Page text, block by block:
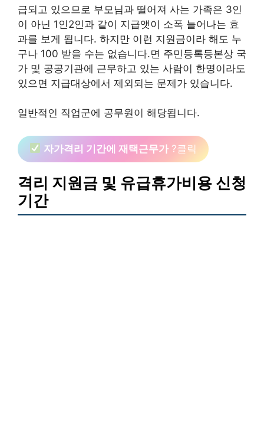
급되고 있으므로 부모님과 떨어져 사는 가족은 3인
이 아닌 1인2인과 같이 지급앳이 소폭 늘어나는 효
과를 보게 됩니다. 하지만 이런 지원금이라 해도 누
구나 100 받을 수는 없습니다.면 주민등록등본상 국
가 및 공공기관에 근무하고 있는 사람이 한명이라도
있으면 지급대상에서 제외되는 문제가 있습니다.
일반적인 직업군에 공무원이 해당됩니다.
자가격리 기간에 재택근무가 ?클릭
격리 지원금 및 유급휴가비용 신청
기간